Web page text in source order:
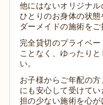
他にはないオリジナ
ひとりのお身体の状
ダーメイドの施術をご
完全貸切のプライベ
ことなく、ゆったり
い。
お子様からご年配の
にも安心して受けて
担の少ない施術を心が